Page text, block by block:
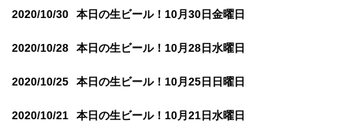
2020/10/30 本日の生ビール！10月30日金曜日
2020/10/28 本日の生ビール！10月28日水曜日
2020/10/25 本日の生ビール！10月25日日曜日
2020/10/21 本日の生ビール！10月21日水曜日